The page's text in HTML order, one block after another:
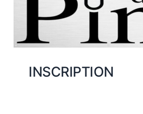
INSCRIPTION